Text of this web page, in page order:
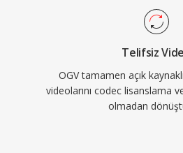
veya lisanslı codec&#039;lere
işleyebildiğini göstererek yerel
sunmuştur. Format ayrıca Ogg
içinde FLAC kayıpsız ses,
Skeleton meta verilerini
AV1 açık kaynak video
Telifsiz
OGV tamamen açık
videolarını codec lisanslama
olmadan